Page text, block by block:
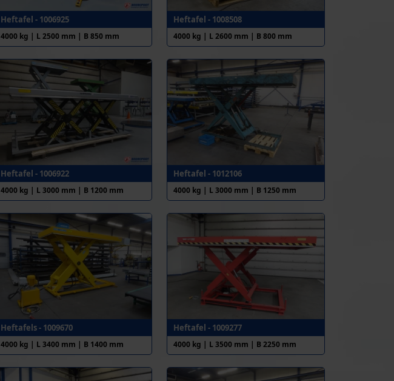
Heftafel - 1006925
4000 kg | L 2500 mm | B 850 mm
Heftafel - 1008508
4000 kg | L 2600 mm | B 800 mm
Heftafel - 1006922
4000 kg | L 3000 mm | B 1200 mm
Heftafel - 1012106
4000 kg | L 3000 mm | B 1250 mm
Heftafels - 1009670
4000 kg | L 3400 mm | B 1400 mm
Heftafel - 1009277
4000 kg | L 3500 mm | B 2250 mm